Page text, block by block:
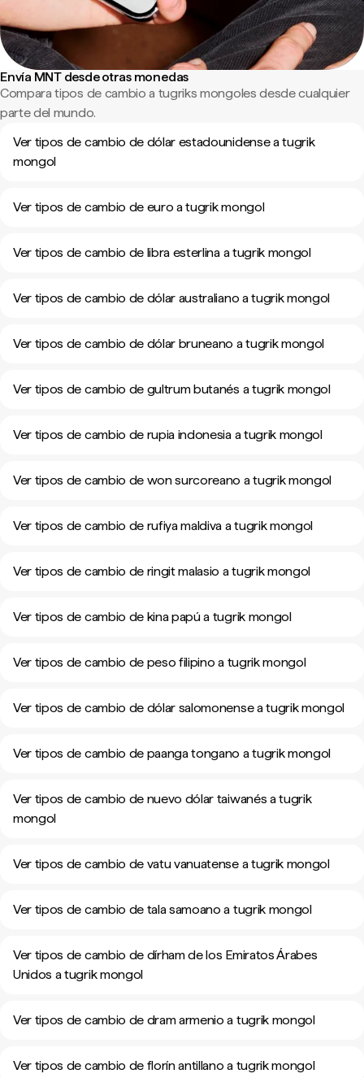
Envía MNT desde otras monedas
Compara tipos de cambio a tugriks mongoles desde cualquier
parte del mundo.
Ver tipos de cambio de dólar estadounidense a tugrik
mongol
Ver tipos de cambio de euro a tugrik mongol
Ver tipos de cambio de libra esterlina a tugrik mongol
Ver tipos de cambio de dólar australiano a tugrik mongol
Ver tipos de cambio de dólar bruneano a tugrik mongol
Ver tipos de cambio de gultrum butanés a tugrik mongol
Ver tipos de cambio de rupia indonesia a tugrik mongol
Ver tipos de cambio de won surcoreano a tugrik mongol
Ver tipos de cambio de rufiya maldiva a tugrik mongol
Ver tipos de cambio de ringit malasio a tugrik mongol
Ver tipos de cambio de kina papú a tugrik mongol
Ver tipos de cambio de peso filipino a tugrik mongol
Ver tipos de cambio de dólar salomonense a tugrik mongol
Ver tipos de cambio de paanga tongano a tugrik mongol
Ver tipos de cambio de nuevo dólar taiwanés a tugrik
mongol
Ver tipos de cambio de vatu vanuatense a tugrik mongol
Ver tipos de cambio de tala samoano a tugrik mongol
Ver tipos de cambio de dírham de los Emiratos Árabes
Unidos a tugrik mongol
Ver tipos de cambio de dram armenio a tugrik mongol
Ver tipos de cambio de florín antillano a tugrik mongol